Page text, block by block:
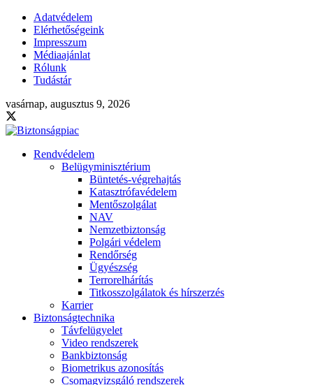
Adatvédelem
Elérhetőségeink
Impresszum
Médiaajánlat
Rólunk
Tudástár
vasárnap, augusztus 9, 2026
Rendvédelem
Belügyminisztérium
Büntetés-végrehajtás
Katasztrófavédelem
Mentőszolgálat
NAV
Nemzetbiztonság
Polgári védelem
Rendőrség
Ügyészség
Terrorelhárítás
Titkosszolgálatok és hírszerzés
Karrier
Biztonságtechnika
Távfelügyelet
Video rendszerek
Bankbiztonság
Biometrikus azonosítás
Csomagvizsgáló rendszerek